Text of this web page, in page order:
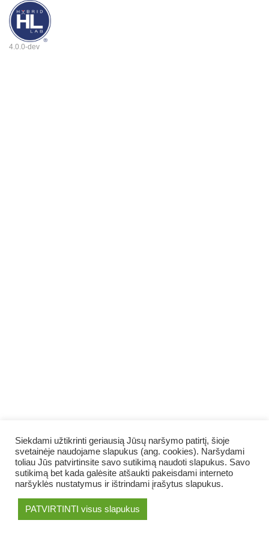
4.0.0-dev
Siekdami užtikrinti geriausią Jūsų naršymo patirtį, šioje
svetainėje naudojame slapukus (ang. cookies). Naršydami
toliau Jūs patvirtinsite savo sutikimą naudoti slapukus. Savo
sutikimą bet kada galėsite atšaukti pakeisdami interneto
naršyklės nustatymus ir ištrindami įrašytus slapukus.
PATVIRTINTI visus slapukus